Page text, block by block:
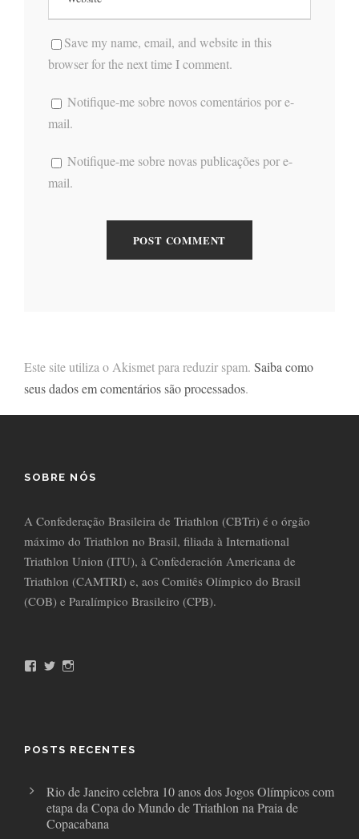
Save my name, email, and website in this
browser for the next time I comment.
Notifique-me sobre novos comentários por e-
mail.
Notifique-me sobre novas publicações por e-
mail.
Este site utiliza o Akismet para reduzir spam. Saiba como
seus dados em comentários são processados.
SOBRE NÓS
A Confederação Brasileira de Triathlon (CBTri) é o órgão
máximo do Triathlon no Brasil, filiada à International
Triathlon Union (ITU), à Confederación Americana de
Triathlon (CAMTRI) e, aos Comitês Olímpico do Brasil
(COB) e Paralímpico Brasileiro (CPB).
k
T
a
POSTS RECENTES
Rio de Janeiro celebra 10 anos dos Jogos Olímpicos com
etapa da Copa do Mundo de Triathlon na Praia de
Copacabana